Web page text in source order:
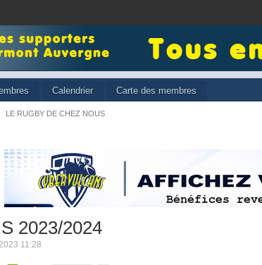
Calendrier Carte des membres
LE RUGBY DE CHEZ NOUS
2023/2024
11:28